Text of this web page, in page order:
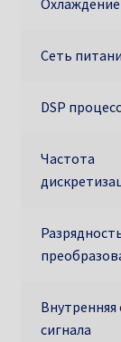
Охлаждение
Сеть
DSP
Частота
сигнала